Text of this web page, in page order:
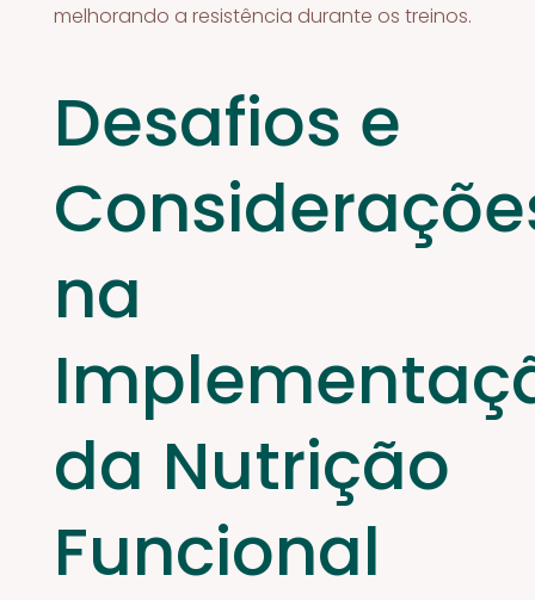
melhorando a resistência durante os treinos.
Desafios e
na
da Nutrição
Funcional